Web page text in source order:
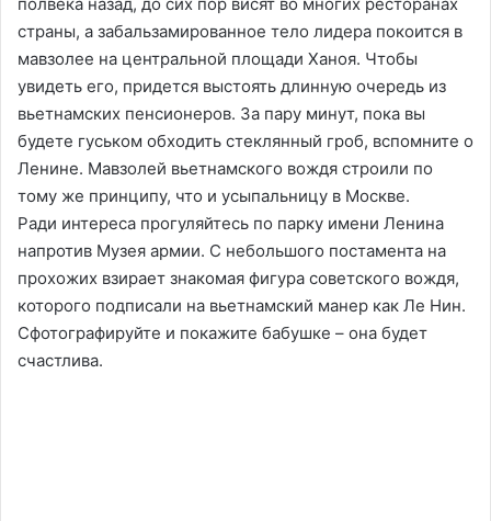
страны, а забальзамированное тело лидера покоится в
мавзолее на центральной площади Ханоя. Чтобы
увидеть его, придется выстоять длинную очередь из
вьетнамских пенсионеров. За пару минут, пока вы
будете гуськом обходить стеклянный гроб, вспомните о
Ленине. Мавзолей вьетнамского вождя строили по
тому же принципу, что и усыпальницу в Москве.
Ради интереса прогуляйтесь по парку имени Ленина
напротив Музея армии. С небольшого постамента на
прохожих взирает знакомая фигура советского вождя,
которого подписали на вьетнамский манер как Ле Нин.
Сфотографируйте и покажите бабушке – она будет
счастлива.